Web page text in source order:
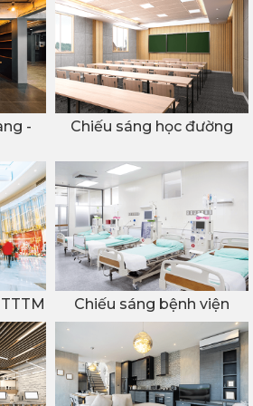
-
Chiếu sáng học đường
Chiếu sáng bệnh viện